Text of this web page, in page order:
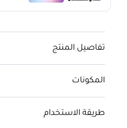
تفاصيل المنتج
المكونات
طريقة الاستخدام